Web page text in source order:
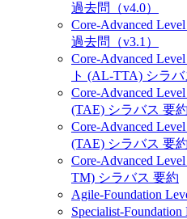
過去問（v4.0）
Core-Advanced
過去問（v3.1）
Core-Advanced
ト (AL-TTA) シラバ
Core-Advanced
(TAE) シラバス 要約
Core-Advanced
(TAE) シラバス 要約
Core-Advanced
TM) シラバス 要約
Agile-Foundation
Specialist-